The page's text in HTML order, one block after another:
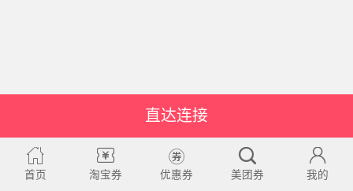
直达连接
首页 淘宝券 优惠券 美团券 我的